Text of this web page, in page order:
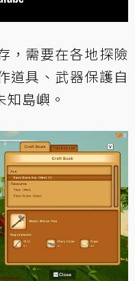
，需要在各地探險
道具、武器保護自
島嶼。